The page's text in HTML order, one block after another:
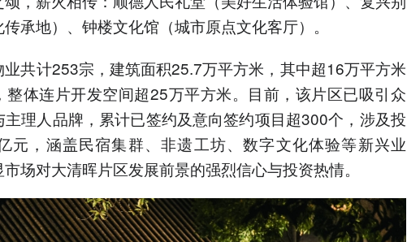
承地）、钟楼文化馆（城市原点文化客厅）。
业共计253宗，建筑面积25.7万平方米，其中超16万平方米
整体连片开发空间超25万平方米。目前，该片区已吸引众
主理人品牌，累计已签约及意向签约项目超300个，涉及投
元，涵盖民宿集群、非遗工坊、数字文化体验等新兴业
场对大清晖片区发展前景的强烈信心与投资热情。